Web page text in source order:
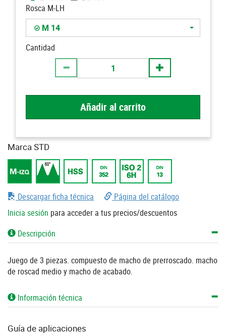
Rosca M-LH
M 14
Cantidad
Añadir al carrito
Marca STD
Descargar ficha técnica
Página del catálogo
Inicia sesión para acceder a tus precios/descuentos
Descripción
Juego de 3 piezas. compuesto de macho de prerroscado. macho
de roscad medio y macho de acabado.
Información técnica
Guía de aplicaciones